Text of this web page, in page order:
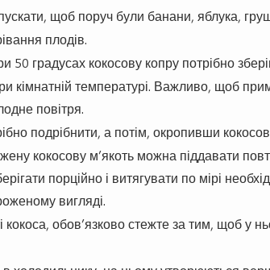
щоб поруч були банани, яблука,
плодів.
50 градусах кокосову копру потрібно
кімнатній температурі. Важливо, щоб
повітря.
подрібнити, а потім, окропивши
кокосову м’якоть можна піддавати
порційно і витягувати по мірі
вигляді.
обов’язково стежте за тим, щоб у